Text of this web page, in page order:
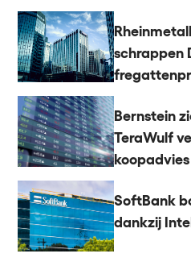
schrappen
Bernstein
TeraWulf
koopadvies
SoftBank
dankzij Intel